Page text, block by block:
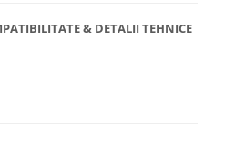
& DETALII TEHNICE